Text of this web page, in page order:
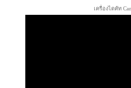
เครื่องไดคัท